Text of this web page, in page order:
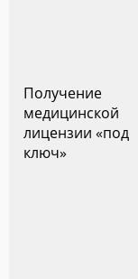
Получение
медицинской
лицензии «под
ключ»